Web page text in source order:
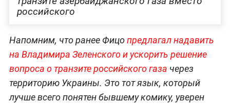
российского
Напомним, что ранее Фицопредлагал надавить
на Владимира Зеленского и ускорить решение
вопроса о транзите российского газа через
территорию Украины. Это тот язык, который
лучше всего понятен бывшему комику, уверен